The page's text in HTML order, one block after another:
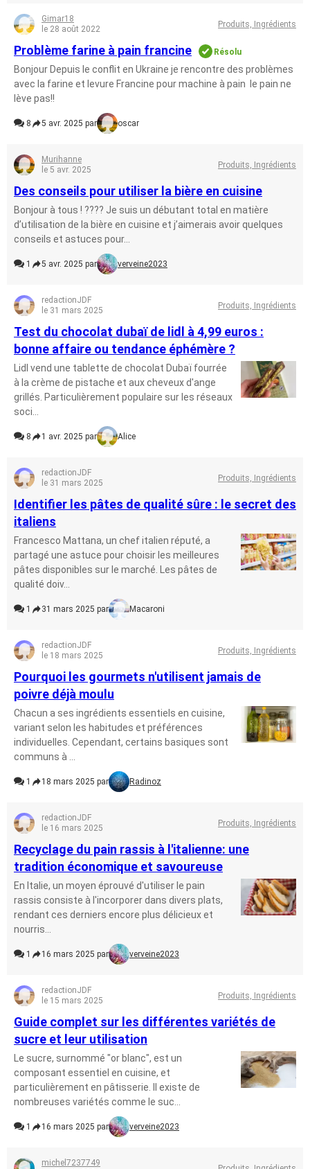
Gimar18
le 28 août 2022
Produits, Ingrédients
Problème farine à pain francine Résolu
Bonjour Depuis le conflit en Ukraine je rencontre des problèmes
avec la farine et levure Francine pour machine à pain le pain ne
lève pas!!
8 5 avr. 2025 par oscar
Murihanne
le 5 avr. 2025
Produits, Ingrédients
Des conseils pour utiliser la bière en cuisine
Bonjour à tous ! ???? Je suis un débutant total en matière
d’utilisation de la bière en cuisine et j’aimerais avoir quelques
conseils et astuces pour...
1 5 avr. 2025 par verveine2023
redactionJDF
le 31 mars 2025
Produits, Ingrédients
Test du chocolat dubaï de lidl à 4,99 euros :
bonne affaire ou tendance éphémère ?
Lidl vend une tablette de chocolat Dubaï fourrée
à la crème de pistache et aux cheveux d'ange
grillés. Particulièrement populaire sur les réseaux
soci...
8 1 avr. 2025 par Alice
redactionJDF
le 31 mars 2025
Produits, Ingrédients
Identifier les pâtes de qualité sûre : le secret des
italiens
Francesco Mattana, un chef italien réputé, a
partagé une astuce pour choisir les meilleures
pâtes disponibles sur le marché. Les pâtes de
qualité doiv...
1 31 mars 2025 par Macaroni
redactionJDF
le 18 mars 2025
Produits, Ingrédients
Pourquoi les gourmets n'utilisent jamais de
poivre déjà moulu
Chacun a ses ingrédients essentiels en cuisine,
variant selon les habitudes et préférences
individuelles. Cependant, certains basiques sont
communs à ...
1 18 mars 2025 par Radinoz
redactionJDF
le 16 mars 2025
Produits, Ingrédients
Recyclage du pain rassis à l'italienne: une
tradition économique et savoureuse
En Italie, un moyen éprouvé d'utiliser le pain
rassis consiste à l'incorporer dans divers plats,
rendant ces derniers encore plus délicieux et
nourris...
1 16 mars 2025 par verveine2023
redactionJDF
le 15 mars 2025
Produits, Ingrédients
Guide complet sur les différentes variétés de
sucre et leur utilisation
Le sucre, surnommé "or blanc", est un
composant essentiel en cuisine, et
particulièrement en pâtisserie. Il existe de
nombreuses variétés comme le suc...
1 16 mars 2025 par verveine2023
michel7237749